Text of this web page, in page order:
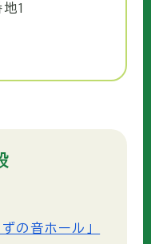
1
の音ホール」